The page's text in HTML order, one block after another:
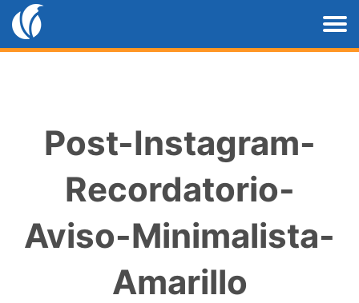
Post-Instagram-
Recordatorio-
Aviso-Minimalista-
Amarillo